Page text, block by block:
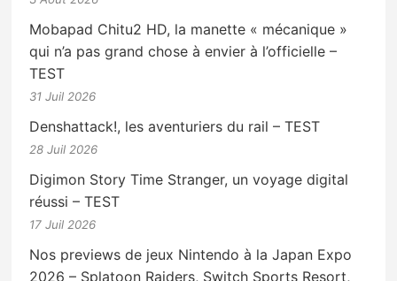
Mobapad Chitu2 HD, la manette « mécanique »
qui n’a pas grand chose à envier à l’officielle –
TEST
31 Juil 2026
Denshattack!, les aventuriers du rail – TEST
28 Juil 2026
Digimon Story Time Stranger, un voyage digital
réussi – TEST
17 Juil 2026
Nos previews de jeux Nintendo à la Japan Expo
2026 – Splatoon Raiders, Switch Sports Resort,